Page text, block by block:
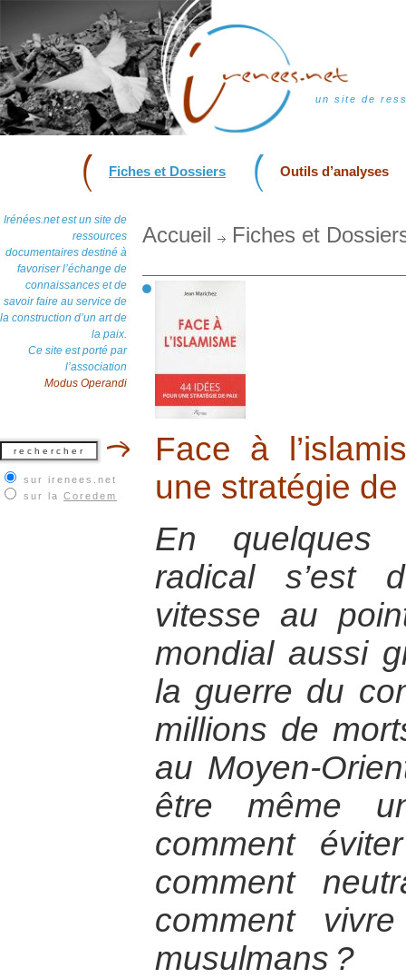
un site de
Fiches et Dossiers Outils d’analyses
Irénées.net est un site de
ressources
documentaires destiné à
favoriser l’échange de
connaissances et de
savoir faire au service de
la construction d’un art de
la paix.
Ce site est porté par
l’association
Modus Operandi
sur irenees.net
sur la Coredem
Accueil Fiches et
Face à
une stratégie
En quelques
radical s’est
vitesse au
mondial aussi
la guerre du
millions de
au Moyen-
être même
comment
comment
comment
musulmans ?